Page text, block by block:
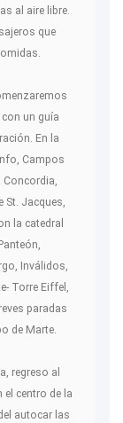
al aire libre.
que
con un guía
En la
Campos
Concordia,
St. Jacques,
la catedral
Inválidos,
Torre Eiffel,
paradas
de Marte.
regreso al
el centro de la
autocar las